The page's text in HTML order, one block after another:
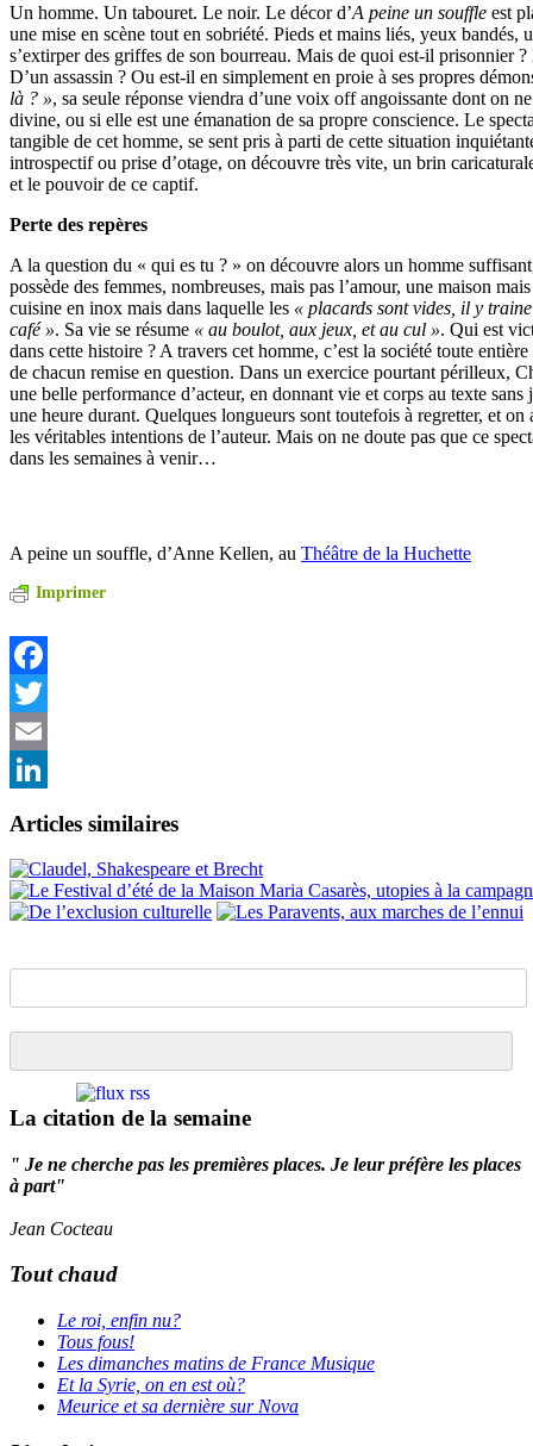
Un homme. Un tabouret. Le noir. Le décor d’A peine un souffle est
une mise en scène tout en sobriété. Pieds et mains liés, yeux bandés,
s’extirper des griffes de son bourreau. Mais de quoi est-il prisonnier
D’un assassin ? Ou est-il en simplement en proie à ses propres
là ? », sa seule réponse viendra d’une voix off angoissante dont on
divine, ou si elle est une émanation de sa propre conscience. Le
tangible de cet homme, se sent pris à parti de cette situation
introspectif ou prise d’otage, on découvre très vite, un brin
et le pouvoir de ce captif.
Perte des repères
A la question du « qui es tu ? » on découvre alors un homme
possède des femmes, nombreuses, mais pas l’amour, une maison
cuisine en inox mais dans laquelle les « placards sont vides, il y
café ». Sa vie se résume « au boulot, aux jeux, et au cul ». Qui est
dans cette histoire ? A travers cet homme, c’est la société toute
de chacun remise en question. Dans un exercice pourtant périlleux,
une belle performance d’acteur, en donnant vie et corps au texte
une heure durant. Quelques longueurs sont toutefois à regretter, et on
les véritables intentions de l’auteur. Mais on ne doute pas que ce
dans les semaines à venir…
A peine un souffle, d’Anne Kellen, au Théâtre de la Huchette
Imprimer
Facebook
Twitter
Email
Articles similaires
La citation de la semaine
" Je ne cherche pas les premières places. Je leur préfère les places
à part"
Jean Cocteau
Tout chaud
Le roi, enfin nu?
Tous fous!
Les dimanches matins de France Musique
Et la Syrie, on en est où?
Meurice et sa dernière sur Nova